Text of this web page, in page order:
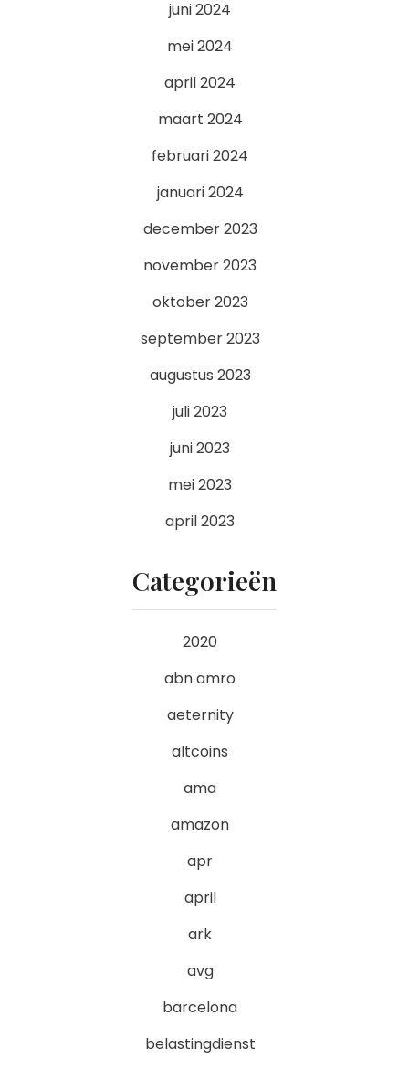
juni 2024
mei 2024
april 2024
maart 2024
februari 2024
januari 2024
december 2023
november 2023
oktober 2023
september 2023
augustus 2023
juli 2023
juni 2023
mei 2023
april 2023
Categorieën
2020
abn amro
aeternity
altcoins
ama
amazon
apr
april
ark
avg
barcelona
belastingdienst